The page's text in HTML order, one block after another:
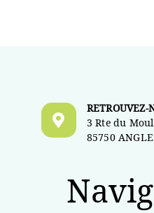
RETROUVEZ-
3 Rte du
85750